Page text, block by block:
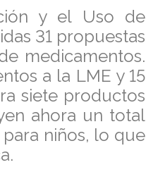
y el Uso de
31 propuestas
medicamentos.
a la LME y 15
siete productos
ahora un total
niños, lo que